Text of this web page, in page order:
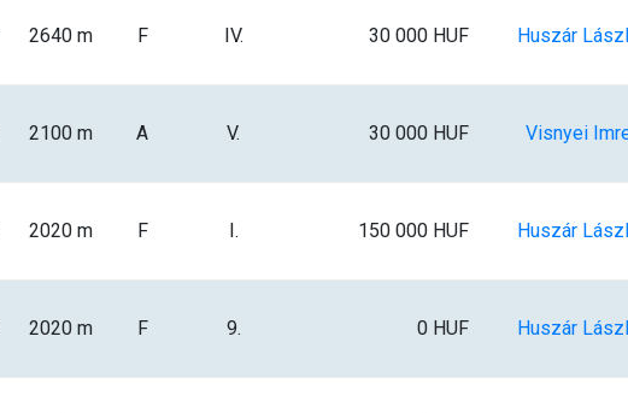
2640 m F IV. 30 000 HUF Huszár
2100 m A V. 30 000 HUF Visnyei
2020 m F I. 150 000 HUF Huszár
2020 m F 9. 0 HUF Huszár